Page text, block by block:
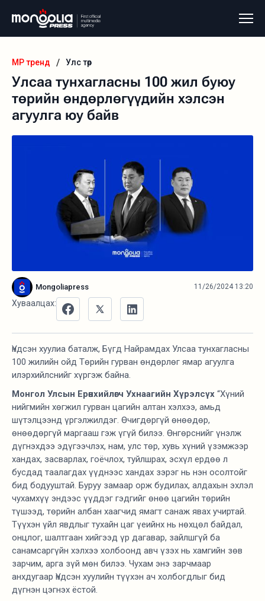
MP тренд / Улс төр
Улсаа тунхагласны 100 жил буюу
төрийн өндөрлөгүүдийн хэлсэн
агуулга юу байв
Mongoliapress 11/26/2024 13:20
Хуваалцах:
Үндсэн хуулиа баталж, Бүгд Найрамдах Улсаа тунхагласны
100 жилийн ойд Төрийн гурван өндөрлөг ямар агуулга
илэрхийлснийг хүргэж байна.
Монгол Улсын Ерөнхийлөгч Ухнаагийн Хүрэлсүх “Хүний
нийгмийн хөгжил гурван цагийн алтан хэлхээ, амьд
шүтэлцээнд үргэлжилдэг. Өчигдөргүй өнөөдөр,
өнөөдөргүй маргааш гэж үгүй билээ. Өнгөрснийг үнэлж
дүгнэхдээ эдүгээчлэх, нам, улс төр, хувь хүний үзэмжээр
хандах, засварлах, гоёчлох, туйлшрах, эсхүл ердөө л
бусдад таалагдах үүднээс хандах зэрэг нь нэн осолтойг
бид бодууштай. Буруу замаар орж будилах, алдахын эхлэл
чухамхүү эндээс үүддэг гэдгийг өнөө цагийн төрийн
түшээд, төрийн албан хаагчид ямагт санаж явах учиртай.
Түүхэн үйл явдлыг тухайн цаг үеийнх нь нөхцөл байдал,
онцлог, шалтгаан хийгээд үр дагавар, зайлшгүй ба
санамсаргүйн хэлхээ холбоонд авч үзэх нь хамгийн зөв
зарчим, арга зүй мөн билээ. Чухам энэ зарчмаар
анхдугаар Үндсэн хуулийн түүхэн ач холбогдлыг бид
дүгнэн цэгнэх ёстой.